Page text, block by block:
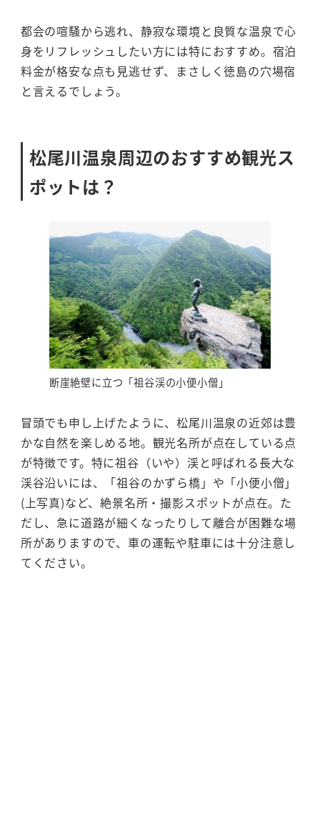
都会の喧騒から逃れ、静寂な環境と良質な温泉で心
身をリフレッシュしたい方には特におすすめ。宿泊
料金が格安な点も見逃せず、まさしく徳島の穴場宿
と言えるでしょう。
松尾川温泉周辺のおすすめ観光ス
ポットは？
断崖絶壁に立つ「祖谷渓の小便小僧」
冒頭でも申し上げたように、松尾川温泉の近郊は豊
かな自然を楽しめる地。観光名所が点在している点
が特徴です。特に祖谷（いや）渓と呼ばれる長大な
渓谷沿いには、「祖谷のかずら橋」や「小便小僧」
(上写真)など、絶景名所・撮影スポットが点在。た
だし、急に道路が細くなったりして離合が困難な場
所がありますので、車の運転や駐車には十分注意し
てください。